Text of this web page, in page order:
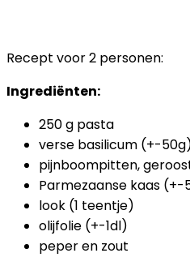
Recept voor 2 personen:
Ingrediënten:
250 g pasta
verse basilicum (+-
pijnboompitten,
Parmezaanse kaas (+-
look (1 teentje)
olijfolie (+-1dl)
peper en zout